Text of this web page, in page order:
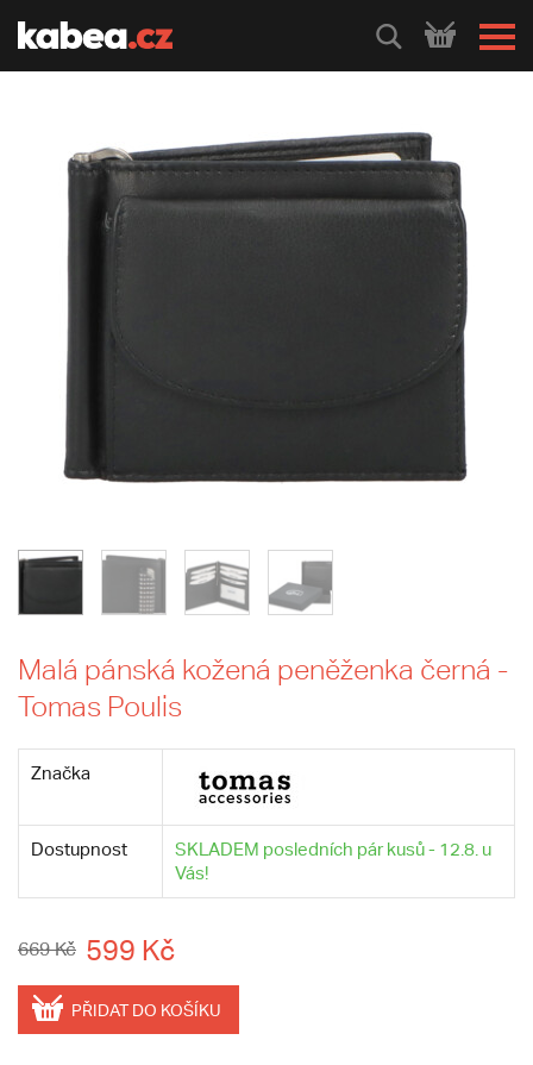
HLEDEJ
Malá pánská kožená peněženka černá -
Tomas Poulis
Značka
Dostupnost
SKLADEM posledních pár kusů - 12.8. u
Vás!
669 Kč 599 Kč
PŘIDAT DO KOŠÍKU